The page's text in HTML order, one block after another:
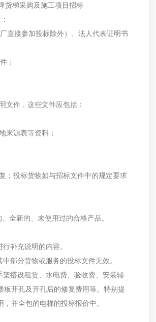
货梯采购及施工项目招标
直接参加投标除外）、法人代表证明书
；
文件，这些文件应包括：
来源表等资料；
；投标货物如与招标文件中的规定要求
全新的、未使用过的合格产品。
补充说明的内容。
部分货物或服务的投标文件无效。
搭设租赁、水电费、验收费、安装辅
开孔及开孔后的修复费用等。特别提
并全包的电梯的投标报价中。